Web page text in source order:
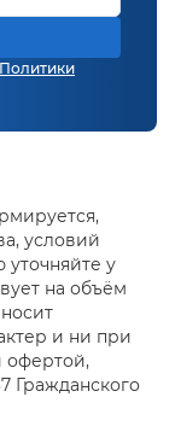
с
для
витрины.
где
и
вариант для
работ.
Политики
условий
у
на объём
и ни при
офертой,
Гражданского